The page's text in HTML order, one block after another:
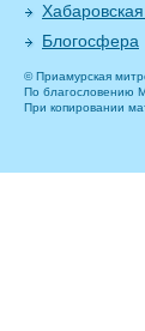
Блогосфера
© Приамурская
По благословению
При копировании